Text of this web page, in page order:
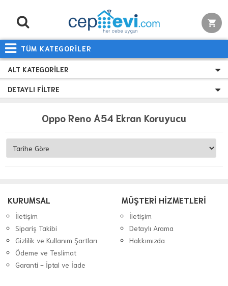
TÜM KATEGORİLER
ALT KATEGORILER
DETAYLI FILTRE
Oppo Reno A54 Ekran Koruyucu
KURUMSAL
İletişim
Sipariş Takibi
Gizlilik ve Kullanım Şartları
Ödeme ve Teslimat
Garanti - İptal ve İade
MÜŞTERİ HİZMETLERİ
İletişim
Detaylı Arama
Hakkımızda